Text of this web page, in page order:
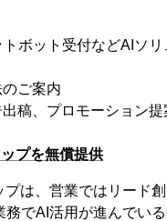
ボット受付などAIソ
ご案内
稿、プロモーション提
プを無償提供
は、営業ではリード
でAI活用が進んでい